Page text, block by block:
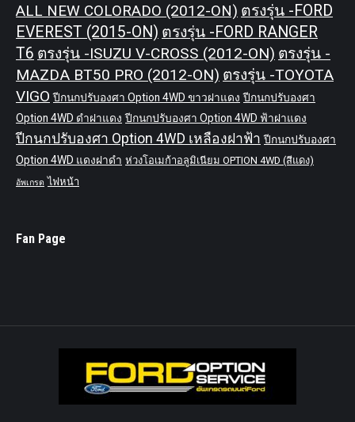
ALL NEW COLORADO (2012-ON) ตรงรุ่น -FORD
EVEREST (2015-ON) ตรงรุ่น -FORD RANGER
T6 ตรงรุ่น -ISUZU V-CROSS (2012-ON) ตรงรุ่น -
MAZDA BT50 PRO (2012-ON) ตรงรุ่น -TOYOTA
VIGO ปีกนกปรับองศา Option 4WD ขาวฝาแดง ปีกนกปรับองศา
Option 4WD ดำฝาแดง ปีกนกปรับองศา Option 4WD ฟ้าฝาแดง
ปีกนกปรับองศา Option 4WD เหลืองฝาฟ้า ปีกนกปรับองศา
Option 4WD แดงฝาดำ ห่วงโอเมก้าอลูมิเนียม OPTION 4WD (สีแดง)
อัพเกรด ไฟหน้า
Fan Page